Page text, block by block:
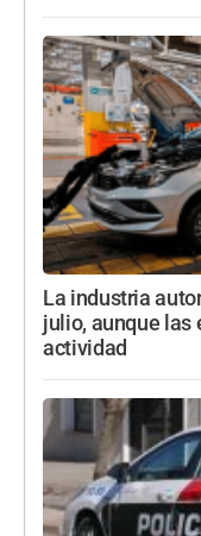
La industria
julio, aunque las
actividad